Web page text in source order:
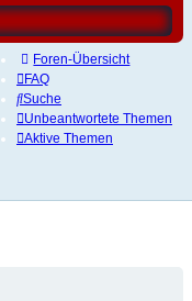
Foren-Übersicht
FAQ
Suche
Unbeantwortete Themen
Aktive Themen